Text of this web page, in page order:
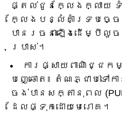
ផ្តល់ជូនក្លែងក្លាយ
ក្លែងបន្លំគាំទ្របច្ច
បានរចនាឡើងដើម្បី
ប្រាស់។
ការផ្សាយពាណិជ្ជក
បញ្ឆោត៖ តំណភ្ជាប់ទៅ
ចង់បានសក្តានុពល
ដែលផ្ទុកដោយមេរោគ។